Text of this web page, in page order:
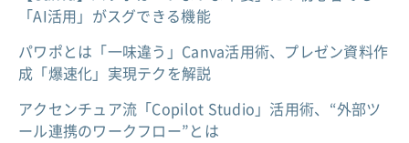
「AI活用」がスグできる機能
パワポとは「一味違う」Canva活用術、プレゼン資料作
成「爆速化」実現テクを解説
アクセンチュア流「Copilot Studio」活用術、“外部ツ
ール連携のワークフロー”とは